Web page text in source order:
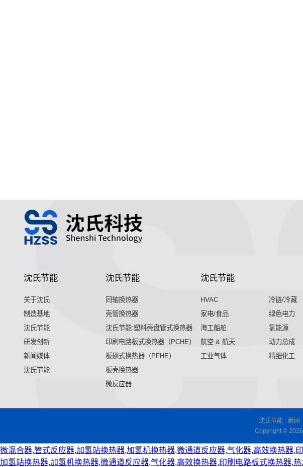
沈氏节能
关于沈氏
制造基地
沈氏节能
研发创新
新闻媒体
沈氏节能
沈氏节能
同轴换热器
壳管换热器
沈氏节能:塑料壳盘管式换热器
印刷电路板式换热器（PCHE）
板翅式换热器（PFHE）
板壳换热器
微反应器
沈氏节能
HVAC
冷链/冷藏
家电/食品
绿色电力
海工船舶
氢能源
航空 & 航天
动力总成
工业气体
精细化工
沈氏节能 新闻
Copyright ©
微混合器,管式反应器,加氢站换热器,加氢机换热器,微通道反应器,气化器,高效换热器
加氢站换热器,加氢机换热器,微通道反应器,气化器,高效换热器,印刷电路板式换热器,